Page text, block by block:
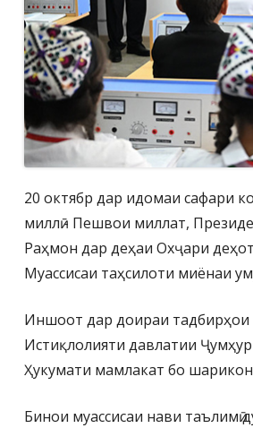
20 октябр дар идомаи сафари
миллӣ - Пешвои миллат,
Раҳмон дар деҳаи Охҷари
Муассисаи таҳсилоти миёнаи
Иншоот дар доираи тадбирҳои
Истиқлолияти давлатии
Ҳукумати мамлакат бо
Бинои муассисаи нави таълимӣ